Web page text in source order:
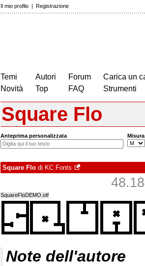
Il mio profilo | Registrazione
Temi
Novità
Autori
Top
Forum
FAQ
Carica un
Strumenti
Square Flo
Anteprima personalizzata Misura
Square Flo di KC Fonts
SquareFloDEMO.otf
Note dell'autore